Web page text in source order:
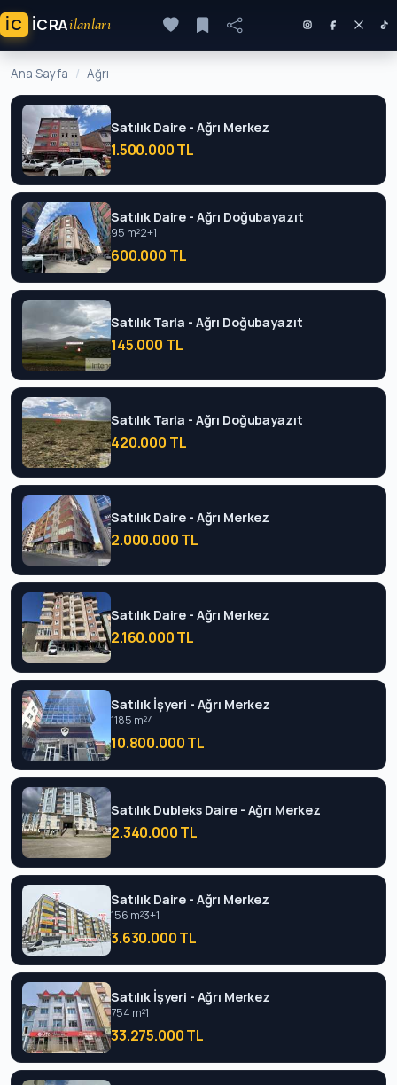
İC ICRAilanları
Ana Sayfa Ağrı
Satılık Daire - Ağrı Merkez
1.500.000 TL
Satılık Daire - Ağrı Doğubayazıt
95 m²2+1
600.000 TL
Satılık Tarla - Ağrı Doğubayazıt
145.000 TL
Satılık Tarla - Ağrı Doğubayazıt
420.000 TL
Satılık Daire - Ağrı Merkez
2.000.000 TL
Satılık Daire - Ağrı Merkez
2.160.000 TL
Satılık İşyeri - Ağrı Merkez
1185 m²4
10.800.000 TL
Satılık Dubleks Daire - Ağrı Merkez
2.340.000 TL
Satılık Daire - Ağrı Merkez
156 m²3+1
3.630.000 TL
Satılık İşyeri - Ağrı Merkez
754 m²1
33.275.000 TL